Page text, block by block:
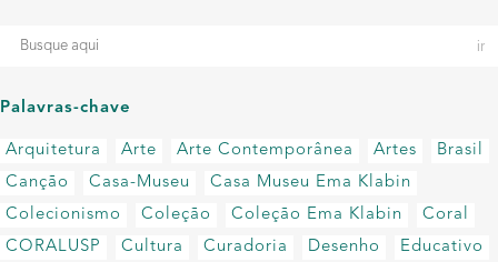
Palavras-chave
Arquitetura Arte Arte Contemporânea Artes
Brasil
Canção
Casa-Museu
Casa Museu Ema Klabin
Colecionismo
Coleção Coleção Ema Klabin
Coral
CORALUSP
Cultura Curadoria Desenho
Educativo